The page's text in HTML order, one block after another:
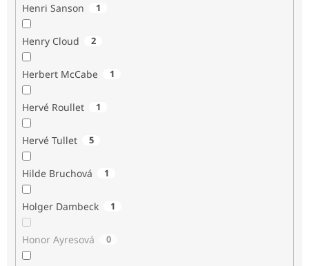
Henri Sanson 1
Henry Cloud 2
Herbert McCabe 1
Hervé Roullet 1
Hervé Tullet 5
Hilde Bruchová 1
Holger Dambeck 1
Honor Ayresová 0